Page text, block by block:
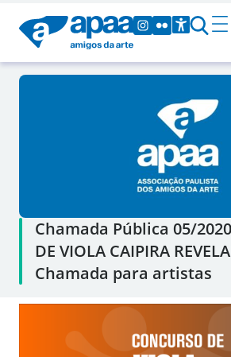
Chamada Pública 05/
DE VIOLA CAIPIRA
Chamada para artistas